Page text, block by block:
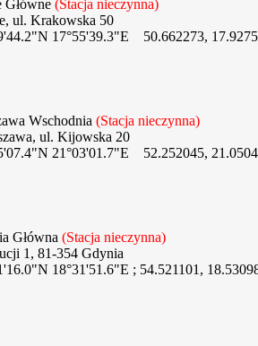
Główne (Stacja nieczynna)
ul. Krakowska 50
17°55'39.3"E 50.662273,
Wschodnia (Stacja nieczynna)
ul. Kijowska 20
21°03'01.7"E 52.252045,
Główna (Stacja nieczynna)
1, 81-354 Gdynia
18°31'51.6"E ; 54.521101,